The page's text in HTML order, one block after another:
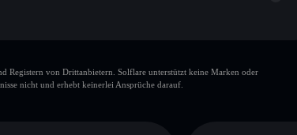
Registern von Drittanbietern. Solflare unterstützt keine Marken oder
nicht und erhebt keinerlei Ansprüche darauf.